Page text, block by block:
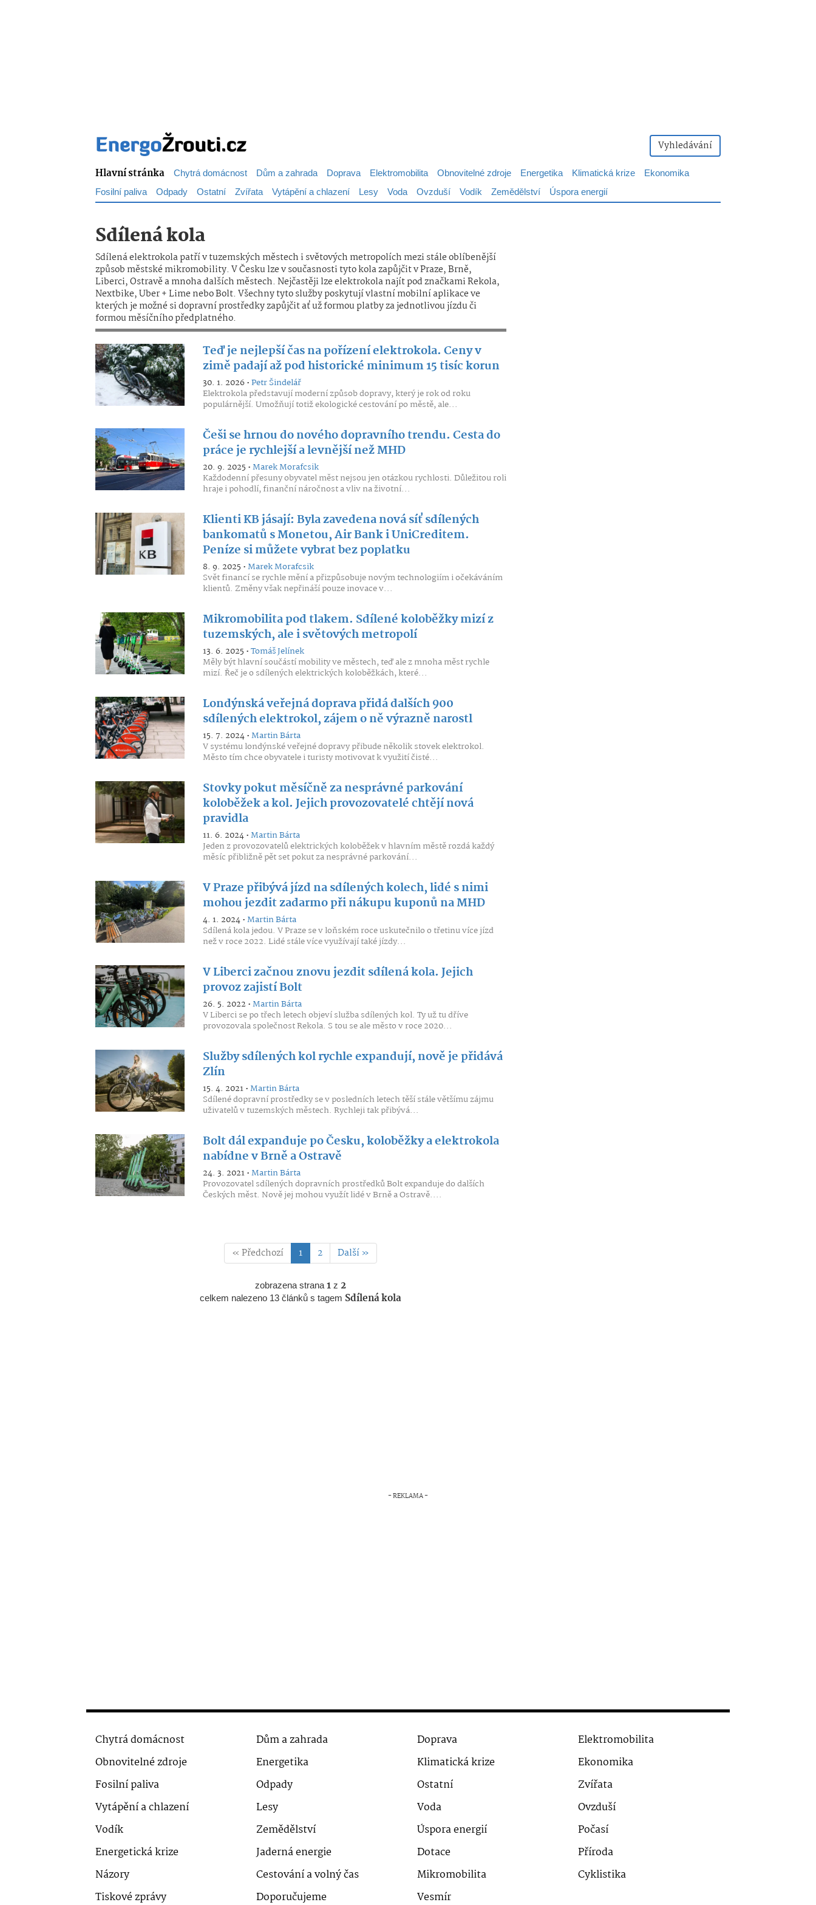
Vyhledávání
Hlavní stránka Chytrá domácnost Dům a zahrada Doprava Elektromobilita Obnovitelné zdroje Energetika Klimatická krize
Ekonomika
Fosilní paliva Odpady Ostatní Zvířata Vytápění a chlazení Lesy Voda Ovzduší Vodík Zemědělství Úspora energií
Sdílená kola
Sdílená elektrokola patří v tuzemských městech i světových metropolích mezi stále oblíbenější
způsob městské mikromobility. V Česku lze v současnosti tyto kola zapůjčit v Praze, Brně,
Liberci, Ostravě a mnoha dalších městech. Nejčastěji lze elektrokola najít pod značkami Rekola,
Nextbike, Uber + Lime nebo Bolt. Všechny tyto služby poskytují vlastní mobilní aplikace ve
kterých je možné si dopravní prostředky zapůjčit ať už formou platby za jednotlivou jízdu či
formou měsíčního předplatného.
Teď je nejlepší čas na pořízení elektrokola. Ceny v
zimě padají až pod historické minimum 15 tisíc korun
30. 1. 2026 •Petr Šindelář
Elektrokola představují moderní způsob dopravy, který je rok od roku
populárnější. Umožňují totiž ekologické cestování po městě, ale...
Češi se hrnou do nového dopravního trendu. Cesta do
práce je rychlejší a levnější než MHD
20. 9. 2025 •Marek Morafcsik
Každodenní přesuny obyvatel měst nejsou jen otázkou rychlosti. Důležitou roli
hraje i pohodlí, finanční náročnost a vliv na životní...
Klienti KB jásají: Byla zavedena nová síť sdílených
bankomatů s Monetou, Air Bank i UniCreditem.
Peníze si můžete vybrat bez poplatku
8. 9. 2025 •Marek Morafcsik
Svět financí se rychle mění a přizpůsobuje novým technologiím i očekáváním
klientů. Změny však nepřináší pouze inovace v...
Mikromobilita pod tlakem. Sdílené koloběžky mizí z
tuzemských, ale i světových metropolí
13. 6. 2025 •Tomáš Jelínek
Měly být hlavní součástí mobility ve městech, teď ale z mnoha měst rychle
mizí. Řeč je o sdílených elektrických koloběžkách, které...
Londýnská veřejná doprava přidá dalších 900
sdílených elektrokol, zájem o ně výrazně narostl
15. 7. 2024 •Martin Bárta
V systému londýnské veřejné dopravy přibude několik stovek elektrokol.
Město tím chce obyvatele i turisty motivovat k využití čisté...
Stovky pokut měsíčně za nesprávné parkování
koloběžek a kol. Jejich provozovatelé chtějí nová
pravidla
11. 6. 2024 •Martin Bárta
Jeden z provozovatelů elektrických koloběžek v hlavním městě rozdá každý
měsíc přibližně pět set pokut za nesprávné parkování...
V Praze přibývá jízd na sdílených kolech, lidé s nimi
mohou jezdit zadarmo při nákupu kuponů na MHD
4. 1. 2024 •Martin Bárta
Sdílená kola jedou. V Praze se v loňském roce uskutečnilo o třetinu více jízd
než v roce 2022. Lidé stále více využívají také jízdy...
V Liberci začnou znovu jezdit sdílená kola. Jejich
provoz zajistí Bolt
26. 5. 2022 •Martin Bárta
V Liberci se po třech letech objeví služba sdílených kol. Ty už tu dříve
provozovala společnost Rekola. S tou se ale město v roce 2020...
Služby sdílených kol rychle expandují, nově je přidává
Zlín
15. 4. 2021 •Martin Bárta
Sdílené dopravní prostředky se v posledních letech těší stále většímu zájmu
uživatelů v tuzemských městech. Rychleji tak přibývá...
Bolt dál expanduje po Česku, koloběžky a elektrokola
nabídne v Brně a Ostravě
24. 3. 2021 •Martin Bárta
Provozovatel sdílených dopravních prostředků Bolt expanduje do dalších
Českých měst. Nově jej mohou využít lidé v Brně a Ostravě....
« Předchozí 1 2 Další »
zobrazena strana1z 2
celkem nalezeno 13 článků s tagem Sdílená kola
Chytrá domácnost Dům a zahrada Doprava
Elektromobilita
Obnovitelné zdroje
Energetika Klimatická krize
Ekonomika
Fosilní paliva
Odpady Ostatní
Zvířata
Vytápění a chlazení
Lesy Voda
Ovzduší
Vodík
Zemědělství Úspora energií
Počasí
Energetická krize
Jaderná energie Dotace
Příroda
Názory
Cestování a volný čas Mikromobilita
Cyklistika
Tiskové zprávy
Doporučujeme Vesmír